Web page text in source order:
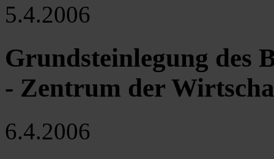
5.4.2006
Grundsteinlegung des
- Zentrum der
6.4.2006